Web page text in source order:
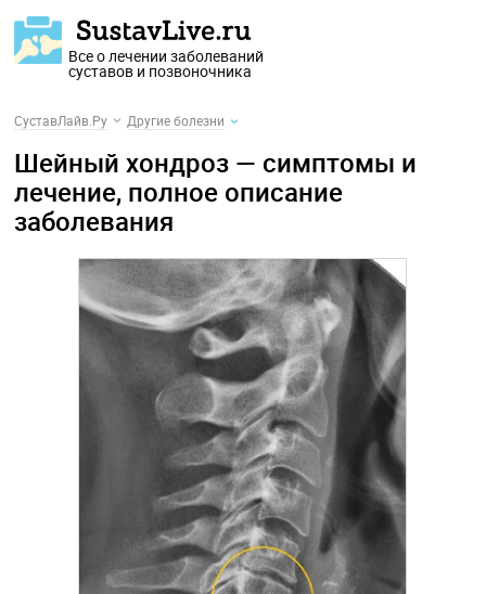
Все о лечении заболеваний
суставов и позвоночника
СуставЛайв.Ру Другие болезни
Шейный хондроз — симптомы и
лечение, полное описание
заболевания